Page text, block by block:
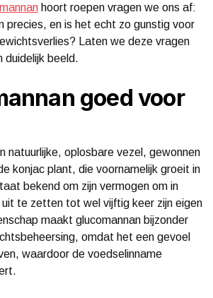
hoort roepen vragen we ons af:
precies, en is het echt zo gunstig voor
Laten we deze vragen
duidelijk beeld.
goed voor
natuurlijke, oplosbare vezel, gewonnen
konjac plant, die voornamelijk groeit in
bekend om zijn vermogen om in
te zetten tot wel vijftig keer zijn eigen
maakt glucomannan bijzonder
omdat het een gevoel
waardoor de voedselinname